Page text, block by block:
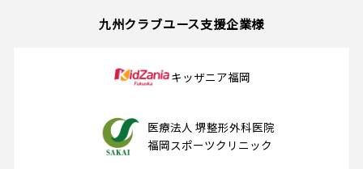
九州クラブユース支援企業様
キッザニア福岡
医療法人 堺整形外科医院
福岡スポーツクリニック